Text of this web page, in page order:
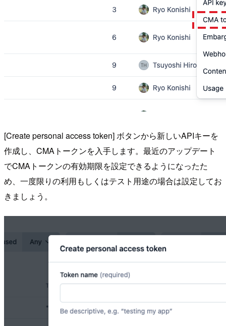
[Create personal access token] ボタンから新しいAPIキーを
作成し、CMAトークンを入手します。最近のアップデート
でCMAトークンの有効期限を設定できるようになったた
め、一度限りの利用もしくはテスト用途の場合は設定してお
きましょう。